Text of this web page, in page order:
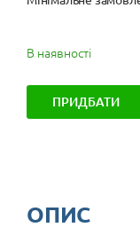
В наявності
ПРИДБАТИ
ОПИС